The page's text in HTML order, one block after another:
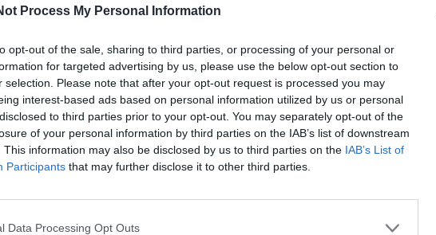
Process My Personal Information
opt-out of the sale, sharing to third parties, or processing of your personal or
for targeted advertising by us, please use the below opt-out section to
selection. Please note that after your opt-out request is processed you may
interest-based ads based on personal information utilized by us or personal
to third parties prior to your opt-out. You may separately opt-out of the
of your personal information by third parties on the IAB’s list of downstream
This information may also be disclosed by us to third parties on the IAB’s List of
Participants that may further disclose it to other third parties.
Data Processing Opt Outs